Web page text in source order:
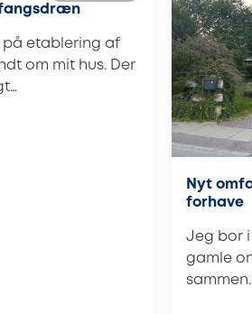
etablering af
om mit hus. Der
Nyt
forhave
Jeg bor i
gamle